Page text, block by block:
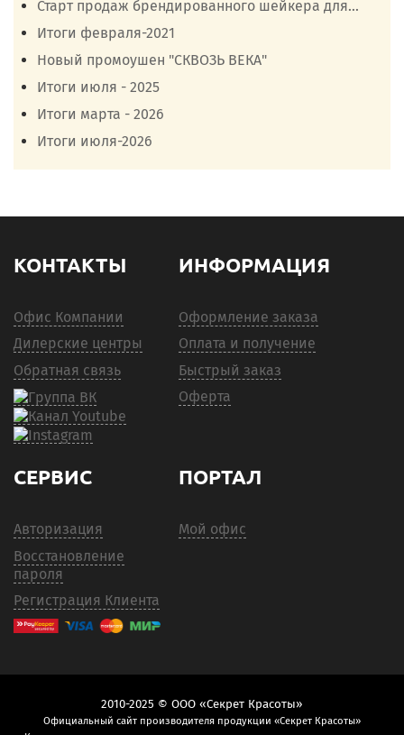
Старт продаж брендированного шейкера для...
Итоги февраля-2021
Новый промоушен "СКВОЗЬ ВЕКА"
Итоги июля - 2025
Итоги марта - 2026
Итоги июля-2026
КОНТАКТЫ
Офис Компании
Дилерские центры
Обратная связь
ИНФОРМАЦИЯ
Оформление заказа
Оплата и получение
Быстрый заказ
Оферта
СЕРВИС
Авторизация
Восстановление
пароля
Регистрация Клиента
ПОРТАЛ
Мой офис
2010-2025 © ООО «Секрет Красоты»
Официальный сайт производителя продукции «Секрет Красоты»